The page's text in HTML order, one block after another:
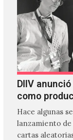
DIIV
como
Hace algunas
lanzamiento de
cartas